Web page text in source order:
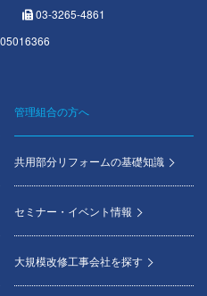
03-3265-4861
管理組合の方へ
共用部分リフォームの基礎知識
セミナー・イベント情報
大規模改修工事会社を探す